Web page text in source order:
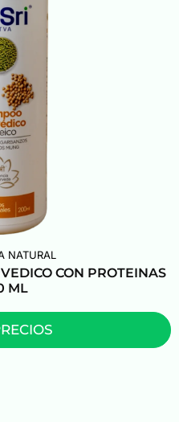
NATURAL
CON PROTEINAS
ML